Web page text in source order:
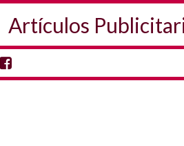
Artículos